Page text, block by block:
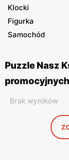
Klocki
Figurka
Samochód
Puzzle Nasz
promocyjnych
Brak wyników